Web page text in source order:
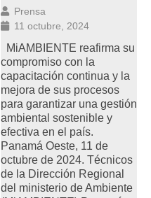
Prensa
11 octubre, 2024
MiAMBIENTE reafirma su
compromiso con la
capacitación continua y la
mejora de sus procesos
para garantizar una gestión
ambiental sostenible y
efectiva en el país.
Panamá Oeste, 11 de
octubre de 2024. Técnicos
de la Dirección Regional
del ministerio de Ambiente